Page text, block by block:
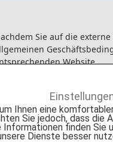
Sie auf die
Website.
aufgeführten Produkte
Agoda Company Pte.
haftet nicht für Mängel
mit der
Ihnen eine
Sie jedoch, dass die
Informationen finden Sie
Dienste besser